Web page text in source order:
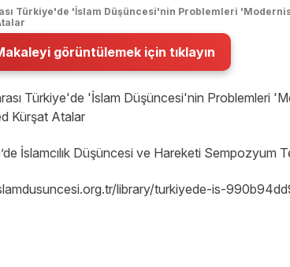
Türkiye'de 'İslam Düşüncesi'nin Problemleri
görüntülemek için tıklayın
Türkiye'de 'İslam Düşüncesi'nin Problemleri
Kürşat Atalar
İslamcılık Düşüncesi ve Hareketi Sempozyum
library/turkiyede-is-